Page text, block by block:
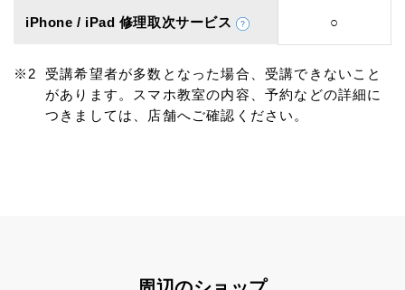
iPhone / iPad 修理取次サービス ○
受講希望者が多数となった場合、受講できないこと
があります。スマホ教室の内容、予約などの詳細に
つきましては、店舗へご確認ください。